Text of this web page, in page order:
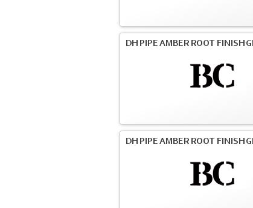
DH PIPE AMBER ROOT FINISH
DH PIPE AMBER ROOT FINISH